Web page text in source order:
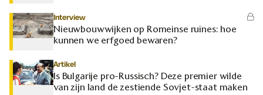
Interview
Nieuwbouwwijken op Romeinse ruïnes: hoe
kunnen we erfgoed bewaren?
Artikel
Is Bulgarije pro-Russisch? Deze premier wilde
van zijn land de zestiende Sovjet-staat maken